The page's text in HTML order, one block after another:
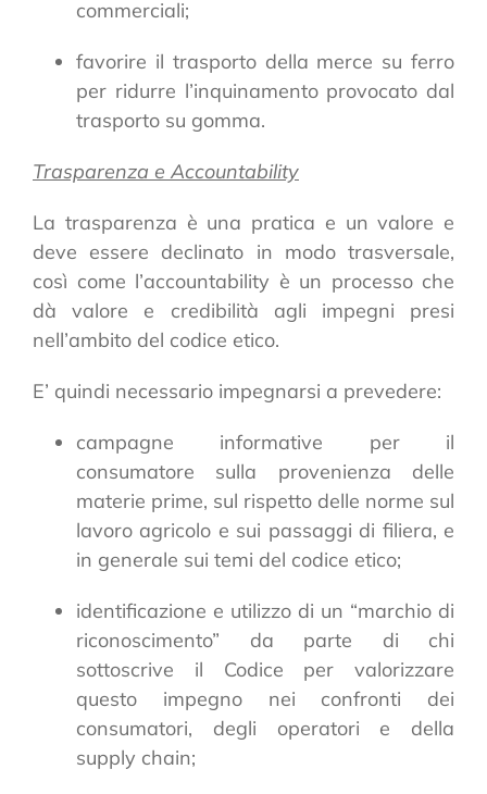
commerciali;
favorire il trasporto della merce su ferro
per ridurre l’inquinamento provocato dal
trasporto su gomma.
Trasparenza e Accountability
La trasparenza è una pratica e un valore e
deve essere declinato in modo trasversale,
così come l’accountability è un processo che
dà valore e credibilità agli impegni presi
nell’ambito del codice etico.
E’ quindi necessario impegnarsi a prevedere:
campagne informative per il
consumatore sulla provenienza delle
materie prime, sul rispetto delle norme sul
lavoro agricolo e sui passaggi di filiera, e
in generale sui temi del codice etico;
identificazione e utilizzo di un “marchio di
riconoscimento” da parte di chi
sottoscrive il Codice per valorizzare
questo impegno nei confronti dei
consumatori, degli operatori e della
supply chain;